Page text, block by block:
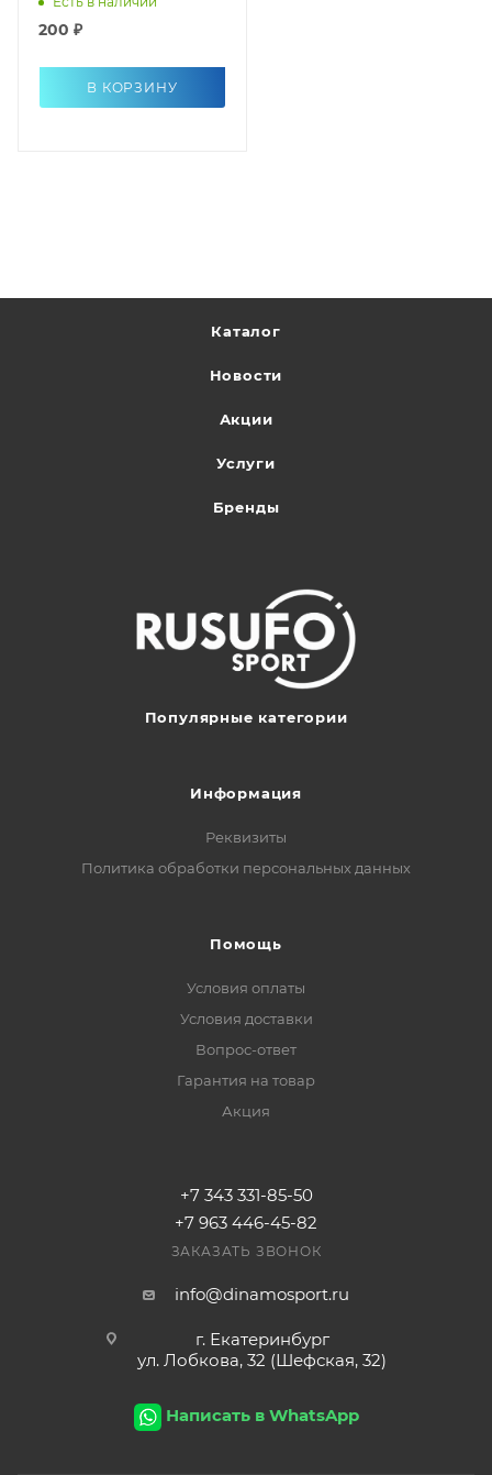
200 ₽
В КОРЗИНУ
Каталог
Новости
Акции
Услуги
Бренды
Популярные категории
Информация
Реквизиты
Политика обработки персональных данных
Помощь
Условия оплаты
Условия доставки
Вопрос-ответ
Гарантия на товар
Акция
+7 343 331-85-50
+7 963 446-45-82
ЗАКАЗАТЬ ЗВОНОК
info@dinamosport.ru
г. Екатеринбург
ул. Лобкова, 32 (Шефская, 32)
Написать в WhatsApp